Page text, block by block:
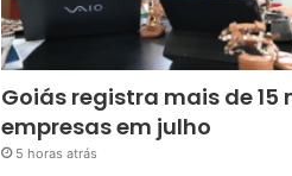
Goiás registra mais de 15
empresas em julho
5 horas atrás